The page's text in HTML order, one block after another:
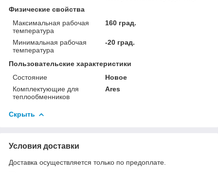
Физические свойства
Максимальная рабочая
температура
160 град.
Минимальная рабочая
температура
-20 град.
Пользовательские характеристики
Состояние
Новое
Комплектующие для
теплообменников
Ares
Скрыть
Условия доставки
Доставка осуществляется только по предоплате.